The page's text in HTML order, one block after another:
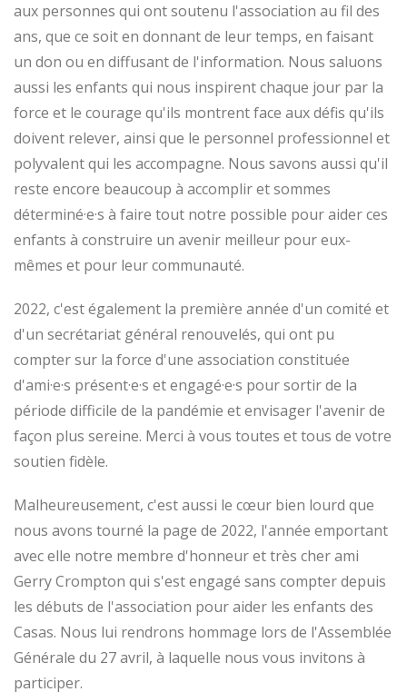
aux personnes qui ont soutenu l'association au fil des
ans, que ce soit en donnant de leur temps, en faisant
un don ou en diffusant de l'information. Nous saluons
aussi les enfants qui nous inspirent chaque jour par la
force et le courage qu'ils montrent face aux défis qu'ils
doivent relever, ainsi que le personnel professionnel et
polyvalent qui les accompagne. Nous savons aussi qu'il
reste encore beaucoup à accomplir et sommes
déterminé·e·s à faire tout notre possible pour aider ces
enfants à construire un avenir meilleur pour eux-
mêmes et pour leur communauté.
2022, c'est également la première année d'un comité et
d'un secrétariat général renouvelés, qui ont pu
compter sur la force d'une association constituée
d'ami·e·s présent·e·s et engagé·e·s pour sortir de la
période difficile de la pandémie et envisager l'avenir de
façon plus sereine. Merci à vous toutes et tous de votre
soutien fidèle.
Malheureusement, c'est aussi le cœur bien lourd que
nous avons tourné la page de 2022, l'année emportant
avec elle notre membre d'honneur et très cher ami
Gerry Crompton qui s'est engagé sans compter depuis
les débuts de l'association pour aider les enfants des
Casas. Nous lui rendrons hommage lors de l'Assemblée
Générale du 27 avril, à laquelle nous vous invitons à
participer.